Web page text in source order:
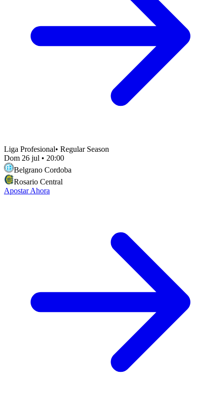
Liga Profesional• Regular Season
Dom 26 jul • 20:00
Belgrano Cordoba
Rosario Central
Apostar Ahora